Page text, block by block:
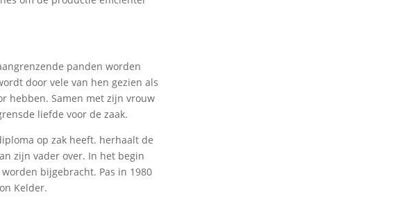
panden worden
door vele van hen gezien als
hebben. Samen met zijn vrouw
liefde voor de zaak.
op zak heeft. herhaalt de
zijn vader over. In het begin
bijgebracht. Pas in 1980
Kelder.